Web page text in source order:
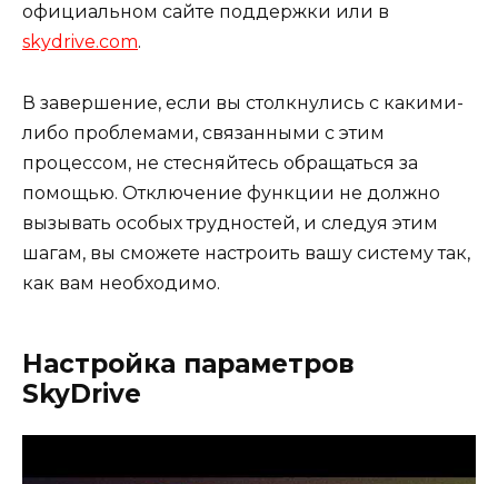
официальном сайте поддержки или в
skydrive.com.
В завершение, если вы столкнулись с какими-
либо проблемами, связанными с этим
процессом, не стесняйтесь обращаться за
помощью. Отключение функции не должно
вызывать особых трудностей, и следуя этим
шагам, вы сможете настроить вашу систему так,
как вам необходимо.
Настройка параметров
SkyDrive